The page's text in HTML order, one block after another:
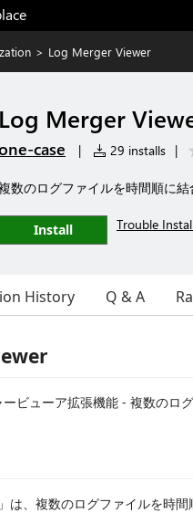
> Log Merger Viewer
Log Merger
case | 29 installs |
数のログファイルを時間順に
Install Trouble
History Q & A
ビューア拡張機能 - 複数のロ
は、複数のログファイルを時